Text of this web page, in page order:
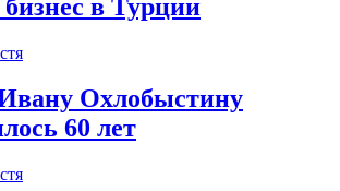
бизнес в Турции
Охлобыстину
60 лет